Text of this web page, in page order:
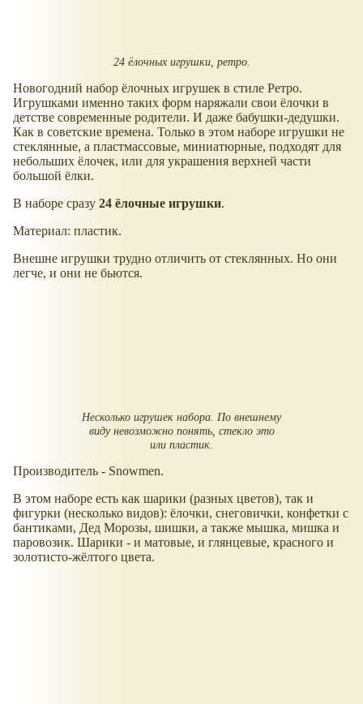
24 ёлочных игрушки, ретро.
Новогодний набор ёлочных игрушек в стиле Ретро.
Игрушками именно таких форм наряжали свои ёлочки в
детстве современные родители. И даже бабушки-дедушки.
Как в советские времена. Только в этом наборе игрушки не
стеклянные, а пластмассовые, миниатюрные, подходят для
небольших ёлочек, или для украшения верхней части
большой ёлки.
В наборе сразу 24 ёлочные игрушки.
Материал: пластик.
Внешне игрушки трудно отличить от стеклянных. Но они
легче, и они не бьются.
Несколько игрушек набора. По внешнему
виду невозможно понять, стекло это
или пластик.
Производитель - Snowmen.
В этом наборе есть как шарики (разных цветов), так и
фигурки (несколько видов): ёлочки, снеговички, конфетки с
бантиками, Дед Морозы, шишки, а также мышка, мишка и
паровозик. Шарики - и матовые, и глянцевые, красного и
золотисто-жёлтого цвета.